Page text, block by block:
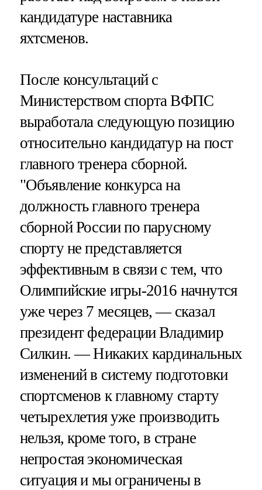
кандидатуре наставника
яхтсменов.
После консультаций с
Министерством спорта ВФПС
выработала следующую позицию
относительно кандидатур на пост
главного тренера сборной.
"Объявление конкурса на
должность главного тренера
сборной России по парусному
спорту не представляется
эффективным в связи с тем, что
Олимпийские игры-2016 начнутся
уже через 7 месяцев, — сказал
президент федерации Владимир
Силкин. — Никаких кардинальных
изменений в систему подготовки
спортсменов к главному старту
четырехлетия уже производить
нельзя, кроме того, в стране
непростая экономическая
ситуация и мы ограничены в